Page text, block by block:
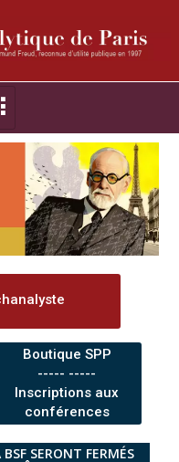
Boutique SPP
----- -----
Inscriptions aux
conférences
SERONT FERMÉS